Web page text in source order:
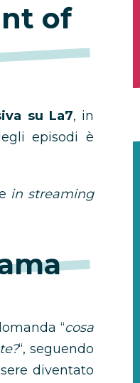
of
su La7, in
episodi è
in streaming
“cosa
“, seguendo
diventato